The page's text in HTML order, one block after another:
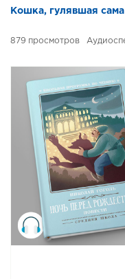
Кошка, гулявшая
879